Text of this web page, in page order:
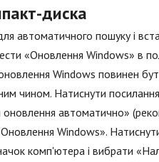
диска
автоматичного пошуку і
«Оновлення Windows» в
Windows повинен
чином. Натиснути посилання
автоматично»
Windows».
комп'ютера і вибрати